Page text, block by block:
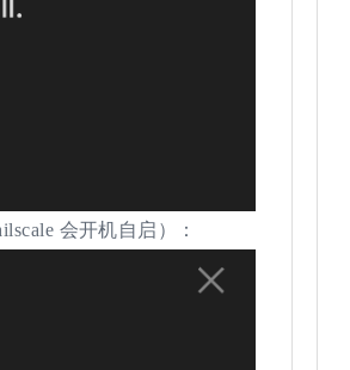
会开机自启）：